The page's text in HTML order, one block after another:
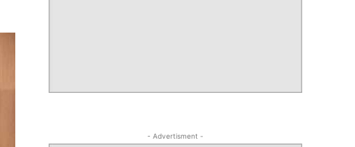
- Advertisment -